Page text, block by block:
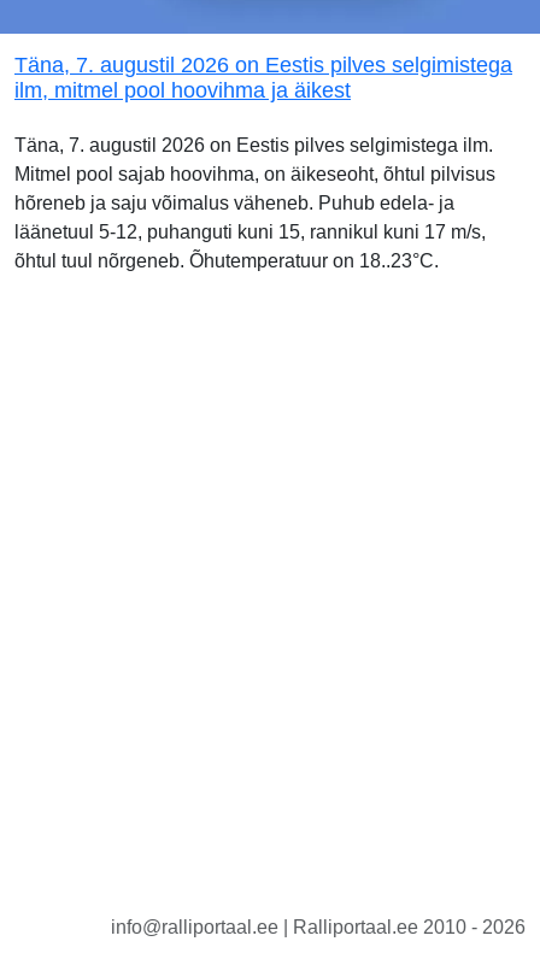
Täna, 7. augustil 2026 on Eestis pilves selgimistega
ilm, mitmel pool hoovihma ja äikest
Täna, 7. augustil 2026 on Eestis pilves selgimistega ilm.
Mitmel pool sajab hoovihma, on äikeseoht, õhtul pilvisus
hõreneb ja saju võimalus väheneb. Puhub edela- ja
läänetuul 5-12, puhanguti kuni 15, rannikul kuni 17 m/s,
õhtul tuul nõrgeneb. Õhutemperatuur on 18..23°C.
info@ralliportaal.ee | Ralliportaal.ee 2010 - 2026